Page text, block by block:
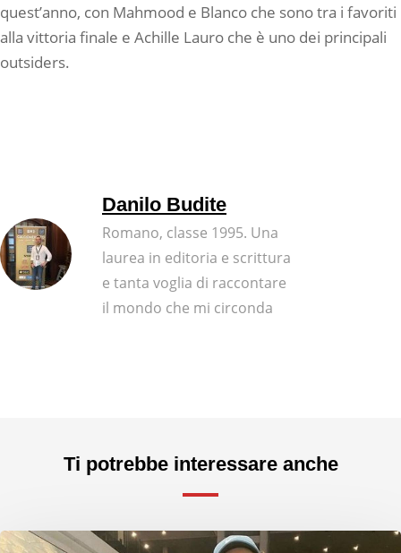
quest’anno, con Mahmood e Blanco che sono tra i favoriti
alla vittoria finale e Achille Lauro che è uno dei principali
outsiders.
Danilo Budite
Romano, classe 1995. Una
laurea in editoria e scrittura
e tanta voglia di raccontare
il mondo che mi circonda
Ti potrebbe interessare anche